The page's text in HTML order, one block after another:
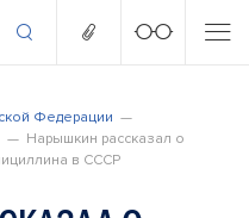
Федерации
Нарышкин рассказал о
в СССР